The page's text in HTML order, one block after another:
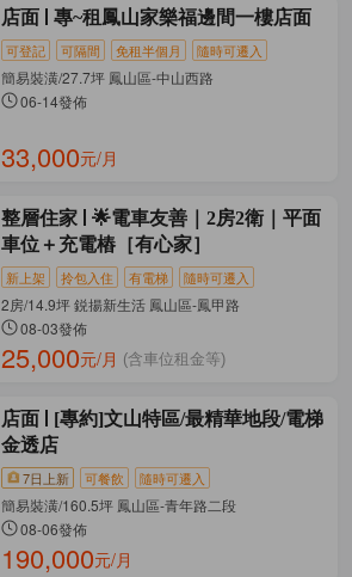
店面 專~租鳳山家樂福邊間一樓店面
可登記 可隔間 免租半個月 隨時可遷入
簡易裝潢/27.7坪 鳳山區-中山西路
06-14發佈
33,000元/月
整層住家
🌟電車友善｜2房2衛｜平面
車位＋充電樁［有心家］
新上架 拎包入住 有電梯 隨時可遷入
2房/14.9坪 鋭揚新生活 鳳山區-鳳甲路
08-03發佈
25,000元/月 (含車位租金等)
店面
[專約]文山特區/最精華地段/電梯
金透店
7日上新 可餐飲 隨時可遷入
簡易裝潢/160.5坪 鳳山區-青年路二段
08-06發佈
190,000元/月